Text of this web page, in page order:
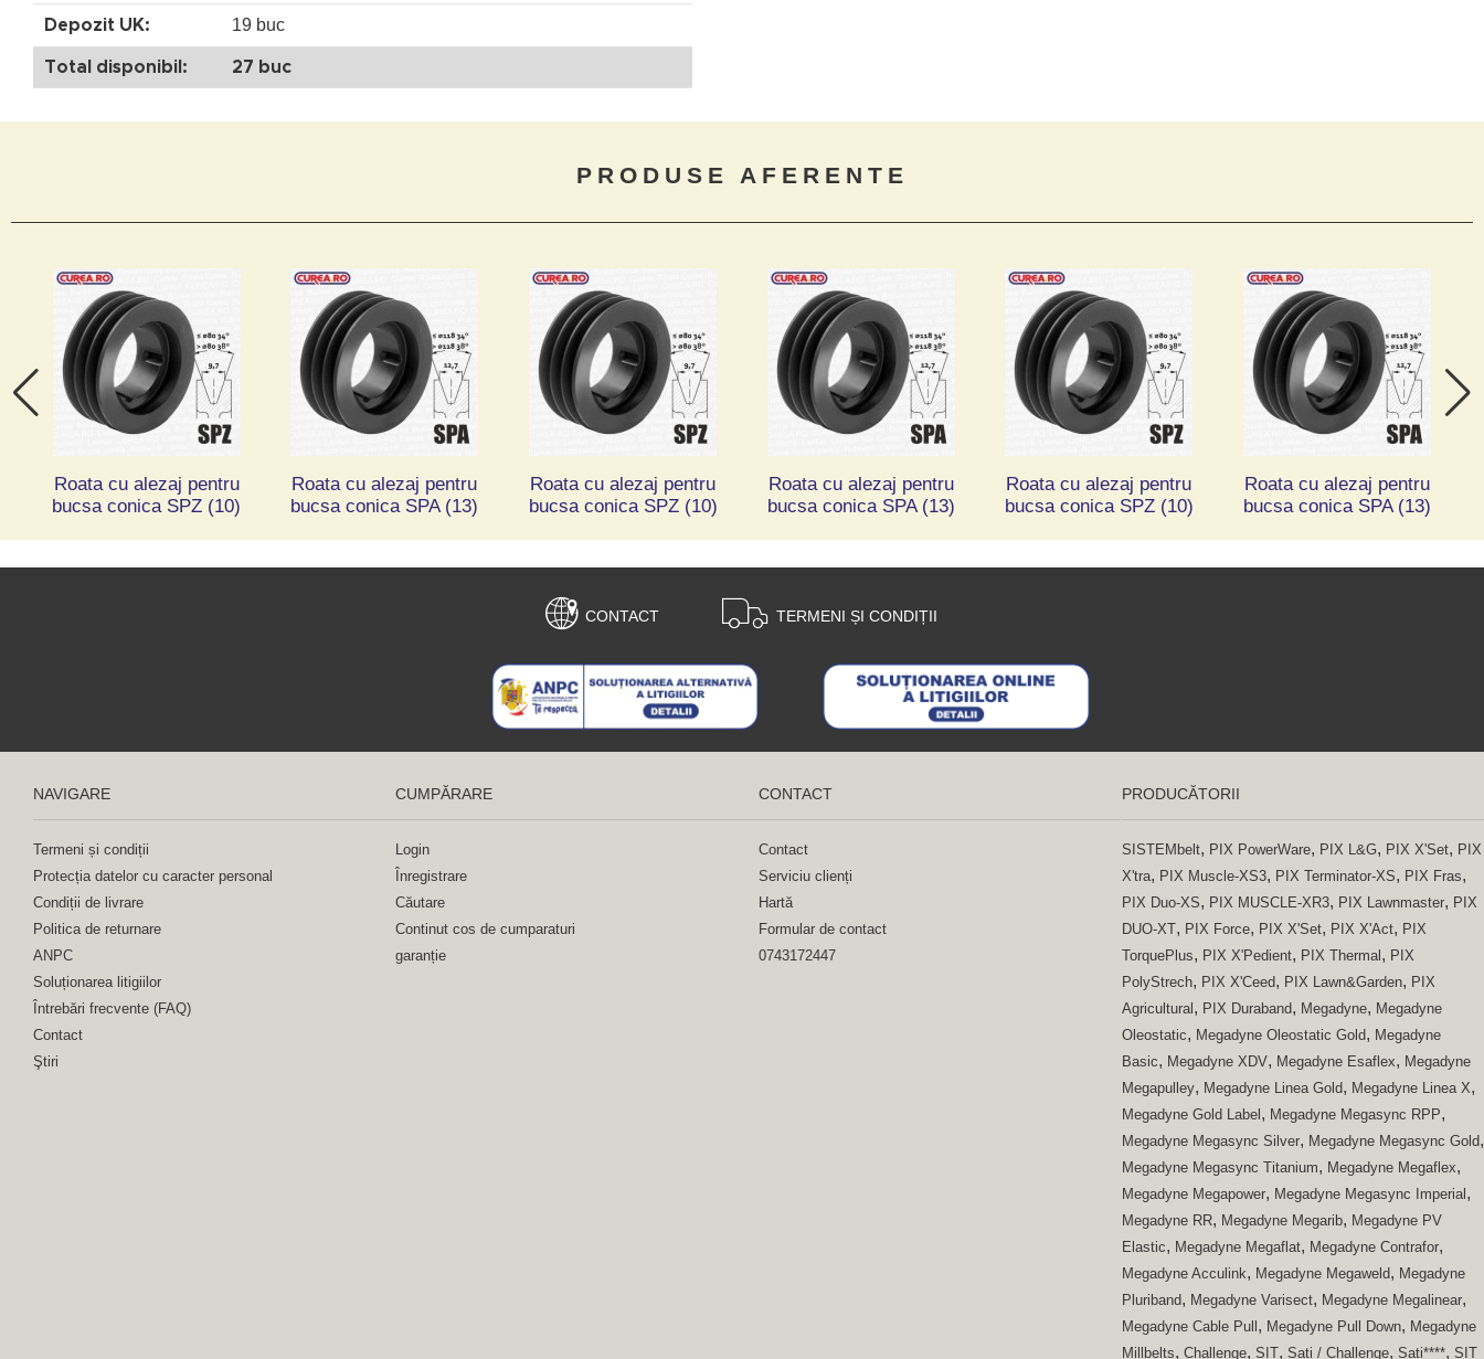
Depozit UK: 19 buc
Total disponibil: 27 buc
PRODUSE AFERENTE
Roata cu alezaj pentru
bucsa conica SPZ (10)
Roata cu alezaj pentru
bucsa conica SPA (13)
Roata cu alezaj pentru
bucsa conica SPZ (10)
Roata cu alezaj pentru
bucsa conica SPA (13)
Roata cu alezaj pentru
bucsa conica SPZ (10)
Roata cu alezaj pentru
bucsa conica SPA (13)
CONTACT TERMENI ȘI CONDIȚII
NAVIGARE
Termeni și condiții
Protecția datelor cu caracter personal
Condiții de livrare
Politica de returnare
ANPC
Soluționarea litigiilor
Întrebări frecvente (FAQ)
Contact
Ştiri
CUMPĂRARE
Login
Înregistrare
Căutare
Continut cos de cumparaturi
garanție
CONTACT
Contact
Serviciu clienți
Hartă
Formular de contact
0743172447
PRODUCĂTORII
SISTEMbelt, PIX PowerWare, PIX L&G, PIX X'Set, PIX
X'tra, PIX Muscle-XS3, PIX Terminator-XS, PIX Fras,
PIX Duo-XS, PIX MUSCLE-XR3, PIX Lawnmaster, PIX
DUO-XT, PIX Force, PIX X'Set, PIX X'Act, PIX
TorquePlus, PIX X'Pedient, PIX Thermal , PIX
PolyStrech, PIX X'Ceed, PIX Lawn&Garden, PIX
Agricultural , PIX Duraband, Megadyne, Megadyne
Oleostatic, Megadyne Oleostatic Gold, Megadyne
Basic, Megadyne XDV, Megadyne Esaflex, Megadyne
Megapulley, Megadyne Linea Gold, Megadyne Linea X,
Megadyne Gold Label , Megadyne Megasync RPP,
Megadyne Megasync Silver, Megadyne Megasync Gold,
Megadyne Megasync Titanium, Megadyne Megaflex,
Megadyne Megapower, Megadyne Megasync Imperial ,
Megadyne RR, Megadyne Megarib, Megadyne PV
Elastic, Megadyne Megaflat, Megadyne Contrafor,
Megadyne Acculink, Megadyne Megaweld, Megadyne
Pluriband, Megadyne Varisect, Megadyne Megalinear,
Megadyne Cable Pull , Megadyne Pull Down, Megadyne
Millbelts, Challenge, SIT, Sati / Challenge, Sati****, SIT